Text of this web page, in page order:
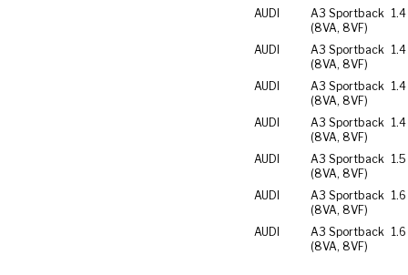
AUDI
A3 Sportback
(8VA, 8VF)
AUDI
A3 Sportback
(8VA, 8VF)
AUDI
A3 Sportback
(8VA, 8VF)
AUDI
A3 Sportback
(8VA, 8VF)
AUDI
A3 Sportback
(8VA, 8VF)
AUDI
A3 Sportback
(8VA, 8VF)
AUDI
A3 Sportback
(8VA, 8VF)